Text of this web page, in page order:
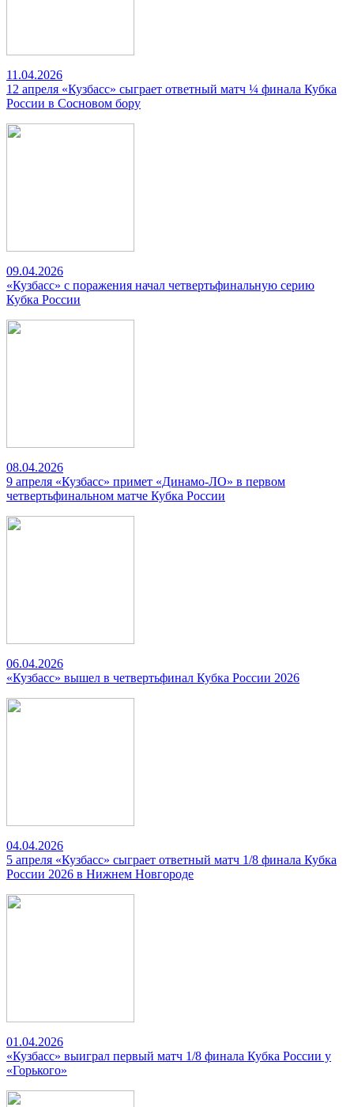
11.04.2026
12 апреля «Кузбасс» сыграет ответный матч ¼ финала Кубка
России в Сосновом бору
09.04.2026
«Кузбасс» с поражения начал четвертьфинальную серию
Кубка России
08.04.2026
9 апреля «Кузбасс» примет «Динамо-ЛО» в первом
четвертьфинальном матче Кубка России
06.04.2026
«Кузбасс» вышел в четвертьфинал Кубка России 2026
04.04.2026
5 апреля «Кузбасс» сыграет ответный матч 1/8 финала Кубка
России 2026 в Нижнем Новгороде
01.04.2026
«Кузбасс» выиграл первый матч 1/8 финала Кубка России у
«Горького»